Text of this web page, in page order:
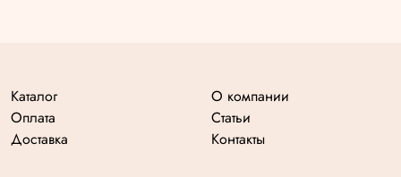
Каталог
Оплата
Доставка
О компании
Статьи
Контакты